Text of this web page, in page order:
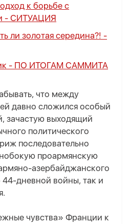
к борьбе с
- СИТУАЦИЯ
ли золотая середина?! -
- ПО ИТОГАМ САММИТА
что между
давно сложился особый
зачастую выходящий
политического
последовательно
проармянскую
азербайджанского
дневной войны, так и
чувства» Франции к